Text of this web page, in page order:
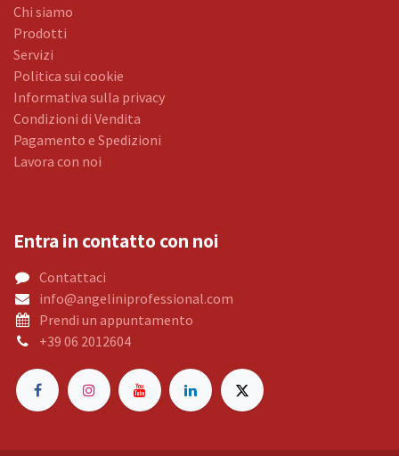
Chi siamo
Prodotti
Servizi
Politica sui cookie
Informativa sulla privacy
Condizioni di Vendita
Pagamento e Spedizioni
Lavora con noi
Entra in contatto con noi
Contattaci
info@angeliniprofessional.com
Prendi un appuntamento
+39 06 2012604